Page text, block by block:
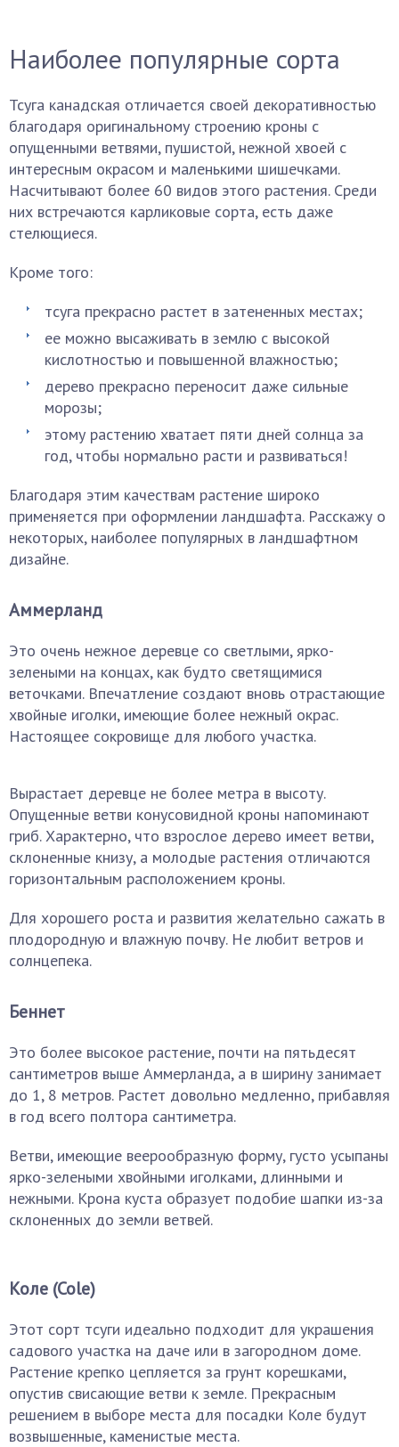
Наиболее популярные сорта
Тсуга канадская отличается своей декоративностью
благодаря оригинальному строению кроны с
опущенными ветвями, пушистой, нежной хвоей с
интересным окрасом и маленькими шишечками.
Насчитывают более 60 видов этого растения. Среди
них встречаются карликовые сорта, есть даже
стелющиеся.
Кроме того:
тсуга прекрасно растет в затененных местах;
ее можно высаживать в землю с высокой
кислотностью и повышенной влажностью;
дерево прекрасно переносит даже сильные
морозы;
этому растению хватает пяти дней солнца за
год, чтобы нормально расти и развиваться!
Благодаря этим качествам растение широко
применяется при оформлении ландшафта. Расскажу о
некоторых, наиболее популярных в ландшафтном
дизайне.
Аммерланд
Это очень нежное деревце со светлыми, ярко-
зелеными на концах, как будто светящимися
веточками. Впечатление создают вновь отрастающие
хвойные иголки, имеющие более нежный окрас.
Настоящее сокровище для любого участка.
Вырастает деревце не более метра в высоту.
Опущенные ветви конусовидной кроны напоминают
гриб. Характерно, что взрослое дерево имеет ветви,
склоненные книзу, а молодые растения отличаются
горизонтальным расположением кроны.
Для хорошего роста и развития желательно сажать в
плодородную и влажную почву. Не любит ветров и
солнцепека.
Беннет
Это более высокое растение, почти на пятьдесят
сантиметров выше Аммерланда, а в ширину занимает
до 1, 8 метров. Растет довольно медленно, прибавляя
в год всего полтора сантиметра.
Ветви, имеющие веерообразную форму, густо усыпаны
ярко-зелеными хвойными иголками, длинными и
нежными. Крона куста образует подобие шапки из-за
склоненных до земли ветвей.
Коле (Cole)
Этот сорт тсуги идеально подходит для украшения
садового участка на даче или в загородном доме.
Растение крепко цепляется за грунт корешками,
опустив свисающие ветви к земле. Прекрасным
решением в выборе места для посадки Коле будут
возвышенные, каменистые места.